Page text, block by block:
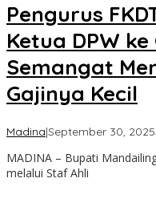
Pengurus
Ketua DPW
Semangat
Gajinya Kecil
Madina|September 30, 2025
MADINA – Bupati
melalui Staf Ahli